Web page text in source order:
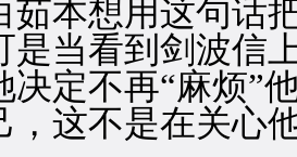
想用这句话把
是当看到剑波信
决定不再“麻烦”
，这不是在关心